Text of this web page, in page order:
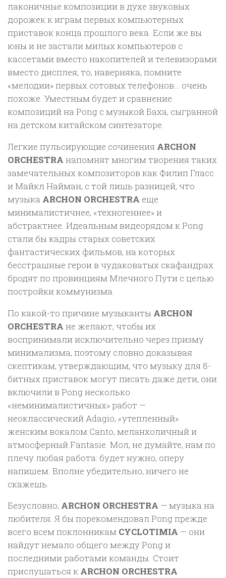
лаконичные композиции в духе звуковых
дорожек к играм первых компьютерных
приставок конца прошлого века. Если же вы
юны и не застали милых компьютеров с
кассетами вместо накопителей и телевизорами
вместо дисплея, то, наверняка, помните
«мелодии» первых сотовых телефонов… очень
похоже. Уместным будет и сравнение
композиций на Pong с музыкой Баха, сыгранной
на детском китайском синтезаторе.
Легкие пульсирующие сочинения ARCHON
ORCHESTRA напомнят многим творения таких
замечательных композиторов как Филип Гласс
и Майкл Найман, с той лишь разницей, что
музыка ARCHON ORCHESTRA еще
минималистичнее, «техногеннее» и
абстрактнее. Идеальным видеорядом к Pong
стали бы кадры старых советских
фантастических фильмов, на которых
бесстрашные герои в чудаковатых скафандрах
бродят по провинциям Млечного Пути с целью
постройки коммунизма.
По какой-то причине музыканты ARCHON
ORCHESTRA не желают, чтобы их
воспринимали исключительно через призму
минимализма, поэтому словно доказывая
скептикам, утверждающим, что музыку для 8-
битных приставок могут писать даже дети, они
включили в Pong несколько
«неминималистичных» работ —
неоклассический Adagio, «утепленный»
женским вокалом Canto, меланхоличный и
атмосферный Fantasie. Мол, не думайте, нам по
плечу любая работа: будет нужно, оперу
напишем. Вполне убедительно, ничего не
скажешь.
Безусловно, ARCHON ORCHESTRA — музыка на
любителя. Я бы порекомендовал Pong прежде
всего всем поклонникам CYCLOTIMIA — они
найдут немало общего между Pong и
последними работами команды. Стоит
прислушаться к ARCHON ORCHESTRA